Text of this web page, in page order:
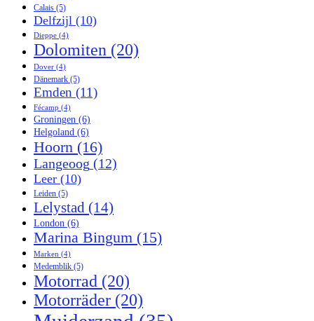
Calais (5)
Delfzijl (10)
Dieppe (4)
Dolomiten (20)
Dover (4)
Dänemark (5)
Emden (11)
Fécamp (4)
Groningen (6)
Helgoland (6)
Hoorn (16)
Langeoog (12)
Leer (10)
Leiden (5)
Lelystad (14)
London (6)
Marina Bingum (15)
Marken (4)
Medemblik (5)
Motorrad (20)
Motorräder (20)